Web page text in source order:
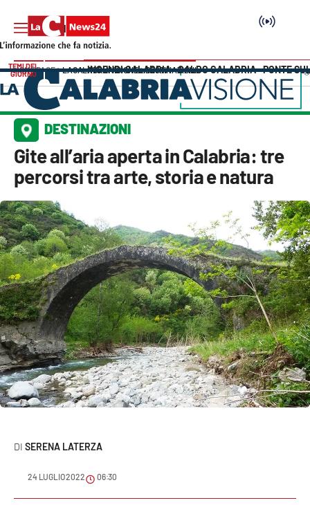
SEZIONI
Cronaca
Politica
Attualità
Economia e lavoro
Italia Mondo
Sanità
Sport
Cultura
Editoriali
Vai
TEMI DEL
GIORNO
INCENDI CALABRIA CALDO CALABRIA PONTE
HOME PAGE LACALABRIAVISIONE DESTINAZIONI
DESTINAZIONI
Gite all’aria aperta in Calabria: tre
percorsi tra arte, storia e natura
SERENA LATERZA
24 LUGLIO 2022 06:30